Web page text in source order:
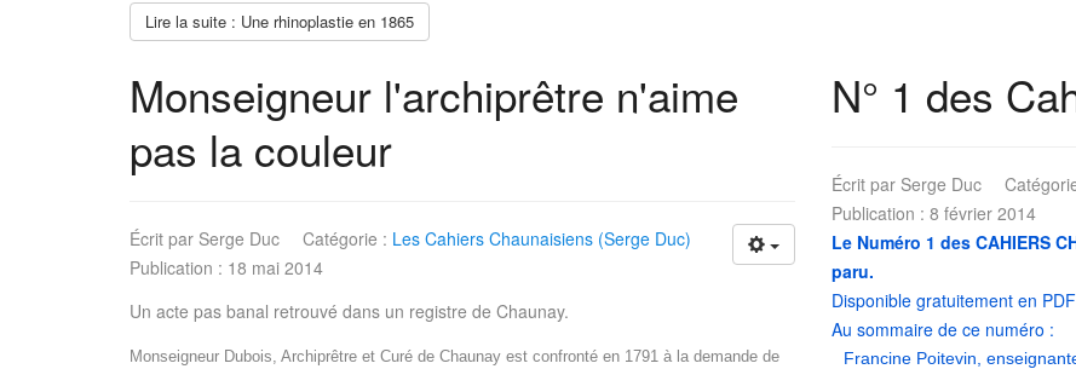
Lire la suite : Une rhinoplastie en 1865
Monseigneur l'archiprêtre n'aime
pas la couleur
Écrit par Serge Duc Catégorie : Les Cahiers Chaunaisiens (Serge Duc)
Publication : 18 mai 2014
Un acte pas banal retrouvé dans un registre de Chaunay.
Monseigneur Dubois, Archiprêtre et Curé de Chaunay est confronté en 1791 à la demande de
N° 1 des
Écrit par Serge Duc
Publication : 8 février 2014
Le Numéro 1 des CAHIERS
paru.
Disponible gratuitement en
Au sommaire de ce numéro :
Francine Poitevin,